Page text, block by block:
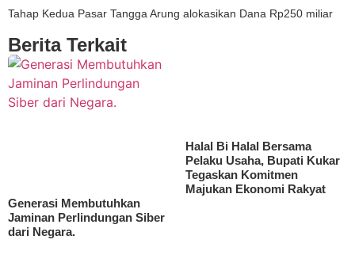
Tahap Kedua Pasar Tangga Arung alokasikan Dana Rp250 miliar
Berita Terkait
Generasi Membutuhkan
Jaminan Perlindungan Siber
dari Negara.
Halal Bi Halal Bersama
Pelaku Usaha, Bupati Kukar
Tegaskan Komitmen
Majukan Ekonomi Rakyat